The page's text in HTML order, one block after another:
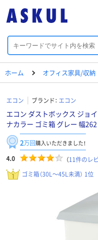
ホーム オフィス家具/収納
エコン ブランド： エコン
エコン ダストボックス ジョ
ナカラー ゴミ箱 グレー 幅
2万回購入いただきました！
4.0 （11件のレ
ゴミ箱（30L～45L未満） 1位